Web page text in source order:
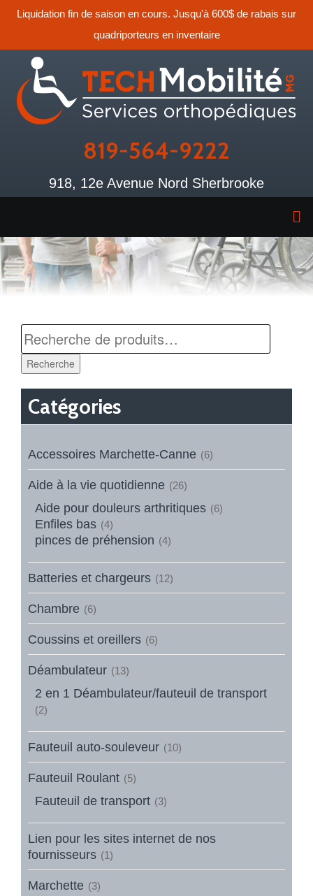
Liquidation fin de saison en cours. Jusqu'à 600$ de rabais sur
quadriporteurs en inventaire
819-564-9222
918, 12e Avenue Nord Sherbrooke
Recherche
Catégories
Accessoires Marchette-Canne (6)
Aide à la vie quotidienne (26)
Aide pour douleurs arthritiques (6)
Enfiles bas (4)
pinces de préhension (4)
Batteries et chargeurs (12)
Chambre (6)
Coussins et oreillers (6)
Déambulateur (13)
2 en 1 Déambulateur/fauteuil de transport
(2)
Fauteuil auto-souleveur (10)
Fauteuil Roulant (5)
Fauteuil de transport (3)
Lien pour les sites internet de nos
fournisseurs (1)
Marchette (3)